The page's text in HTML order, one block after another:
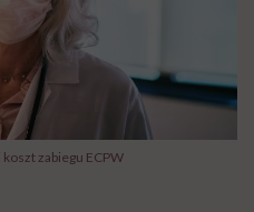
koszt zabiegu ECPW